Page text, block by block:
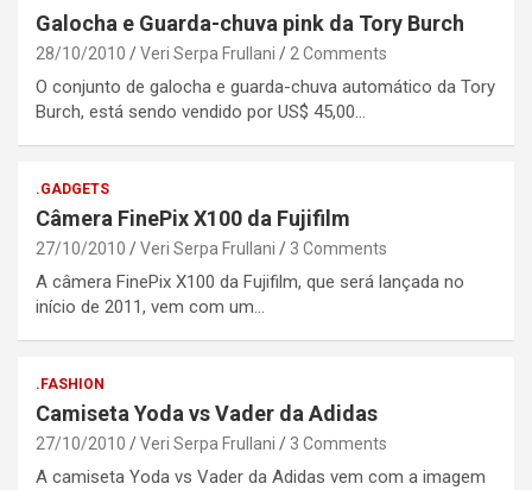
Galocha e Guarda-chuva pink da Tory Burch
28/10/2010 Veri Serpa Frullani 2 Comments
O conjunto de galocha e guarda-chuva automático da Tory
Burch, está sendo vendido por US$ 45,00…
.GADGETS
Câmera FinePix X100 da Fujifilm
27/10/2010 Veri Serpa Frullani 3 Comments
A câmera FinePix X100 da Fujifilm, que será lançada no
início de 2011, vem com um…
.FASHION
Camiseta Yoda vs Vader da Adidas
27/10/2010 Veri Serpa Frullani 3 Comments
A camiseta Yoda vs Vader da Adidas vem com a imagem